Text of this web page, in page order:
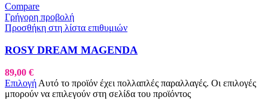
Compare
Γρήγορη προβολή
Προσθήκη στη λίστα επιθυμιών
ROSY DREAM MAGENDA
89,00 €
Επιλογή Αυτό το προϊόν έχει πολλαπλές παραλλαγές. Οι επιλογές
μπορούν να επιλεγούν στη σελίδα του προϊόντος